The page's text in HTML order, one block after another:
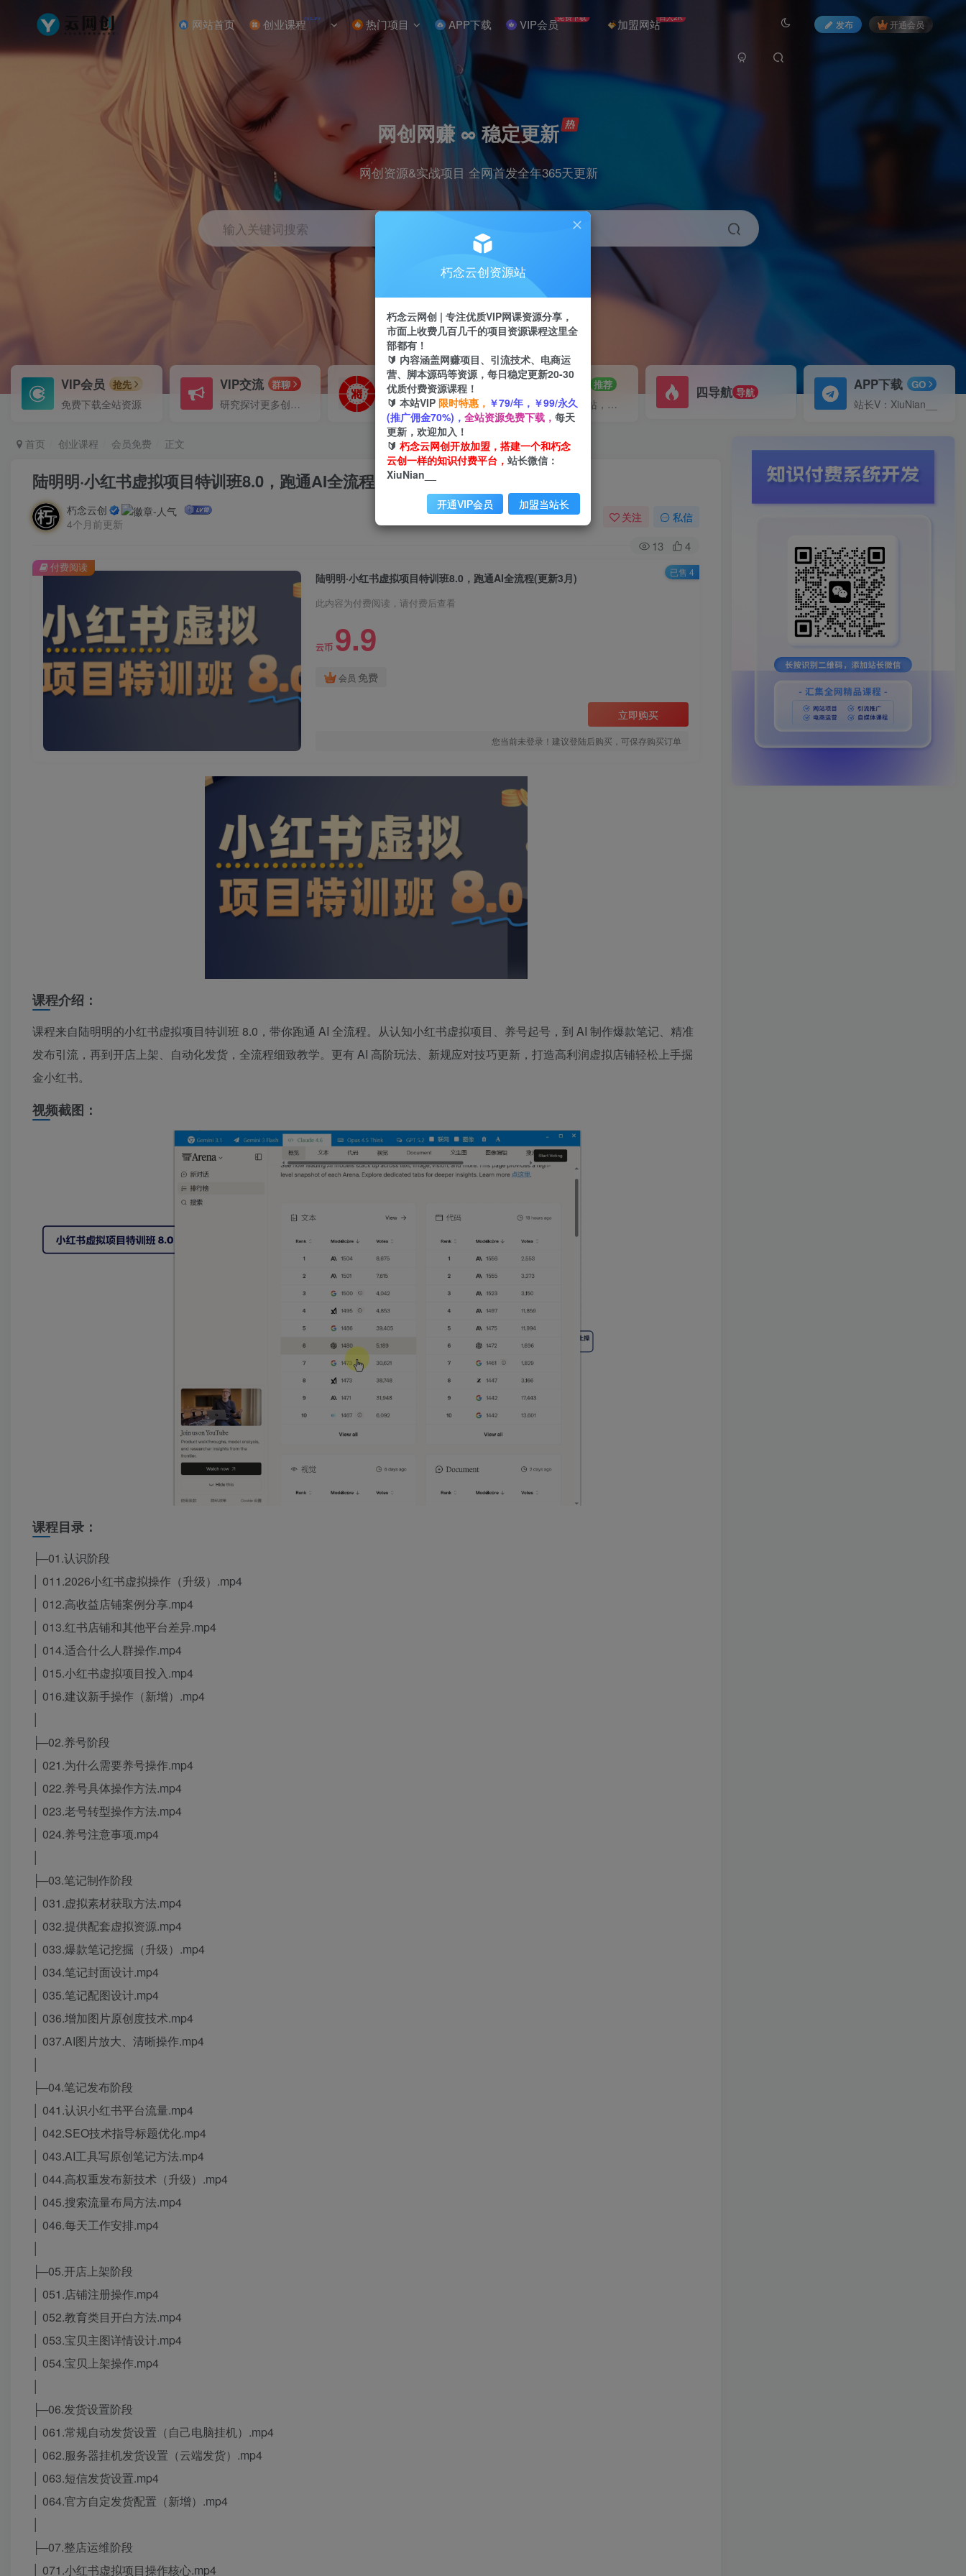
网站首页 创业课程NEW 热门项目 APP下载 VIP会员免费下载 加盟网站日入2K
发布 开通会员
网创网赚 ∞ 稳定更新
网创资源&实战项目 全网首发全年365天更新
输入关键词搜索
小红书 挂机 快手
VIP会员 抢先
免费下载全站资源
VIP交流 群聊
研究探讨更多创业项目路子。
VIP推广
70%分佣
会员专属推广链接
招募站长 推荐
搭建同款网站，自己当老板
四导航 导航 APP下载 GO
站长V：XiuNian__
首页 创业课程 会员免费 正文
陆明明·小红书虚拟项目特训班8.0，跑通AI全流程(更新3月)
朽念云创
4个月前更新
关注 私信
13 4
陆明明·小红书虚拟项目特训班8.0，跑通AI全流程(更新3月)
此内容为付费阅读，请付费后查看
云币 9.9
会员 免费
立即购买
您当前未登录！建议登陆后购买，可保存购买订单
付费阅读 已售 4
课程介绍：
课程来自陆明明的小红书虚拟项目特训班 8.0，带你跑通 AI 全流程。从认知小红书虚拟项目、养号起号，到 AI 制作爆款笔记、精准
发布引流，再到开店上架、自动化发货，全流程细致教学。更有 AI 高阶玩法、新规应对技巧更新，打造高利润虚拟店铺轻松上手掘
金小红书。
视频截图：
课程目录：
├─01.认识阶段
│ 011.2026小红书虚拟操作（升级）.mp4
│ 012.高收益店铺案例分享.mp4
│ 013.红书店铺和其他平台差异.mp4
│ 014.适合什么人群操作.mp4
│ 015.小红书虚拟项目投入.mp4
│ 016.建议新手操作（新增）.mp4
├─02.养号阶段
│ 021.为什么需要养号操作.mp4
│ 022.养号具体操作方法.mp4
│ 023.老号转型操作方法.mp4
│ 024.养号注意事项.mp4
├─03.笔记制作阶段
│ 031.虚拟素材获取方法.mp4
│ 032.提供配套虚拟资源.mp4
│ 033.爆款笔记挖掘（升级）.mp4
│ 034.笔记封面设计.mp4
│ 035.笔记配图设计.mp4
│ 036.增加图片原创度技术.mp4
│ 037.AI图片放大、清晰操作.mp4
├─04.笔记发布阶段
│ 041.认识小红书平台流量.mp4
│ 042.SEO技术指导标题优化.mp4
│ 043.AI工具写原创笔记方法.mp4
│ 044.高权重发布新技术（升级）.mp4
│ 045.搜索流量布局方法.mp4
│ 046.每天工作安排.mp4
├─05.开店上架阶段
│ 051.店铺注册操作.mp4
│ 052.教育类目开白方法.mp4
│ 053.宝贝主图详情设计.mp4
│ 054.宝贝上架操作.mp4
├─06.发货设置阶段
│ 061.常规自动发货设置（自己电脑挂机）.mp4
│ 062.服务器挂机发货设置（云端发货）.mp4
│ 063.短信发货设置.mp4
│ 064.官方自定发货配置（新增）.mp4
├─07.整店运维阶段
│ 071.小红书虚拟项目操作核心.mp4
朽念云创资源站
朽念云网创 | 专注优质VIP网课资源分享，
市面上收费几百几千的项目资源课程这里全
部都有！
🔰 内容涵盖网赚项目、引流技术、电商运
营、脚本源码等资源，每日稳定更新20-30
优质付费资源课程！
🔰 本站VIP 限时特惠， ￥79/年，￥99/永久
(推广佣金70%)， 全站资源免费下载， 每天
更新，欢迎加入！
🔰 朽念云网创开放加盟，搭建一个和朽念
云创一样的知识付费平台， 站长微信：
XiuNian__
开通VIP会员 加盟当站长